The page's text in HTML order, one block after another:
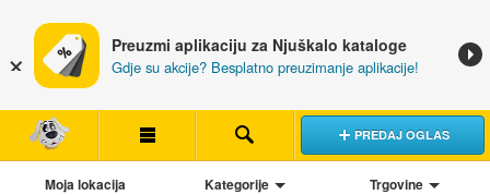
Preuzmi aplikaciju za Njuškalo kataloge
Gdje su akcije? Besplatno preuzimanje aplikacije!
PREDAJ OGLAS
Moja lokacija Kategorije Trgovine